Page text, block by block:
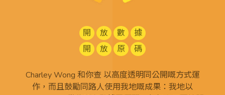
開 放 數
據
開
放 原 碼
Charley Wong 和你查 以高度透明同公開嘅方式運
作，而且鼓勵同路人使用我地嘅成果：我地以